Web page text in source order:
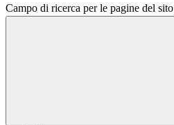
Campo di ricerca per le pagine del sito